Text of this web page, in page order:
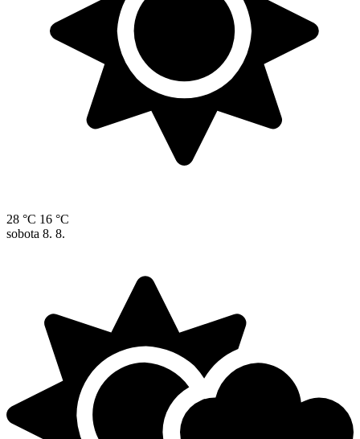
28 °C 16 °C
sobota 8. 8.